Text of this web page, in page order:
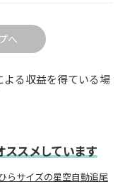
へ
る収益を得ている場
ススメしています
らサイズの星空自動追尾